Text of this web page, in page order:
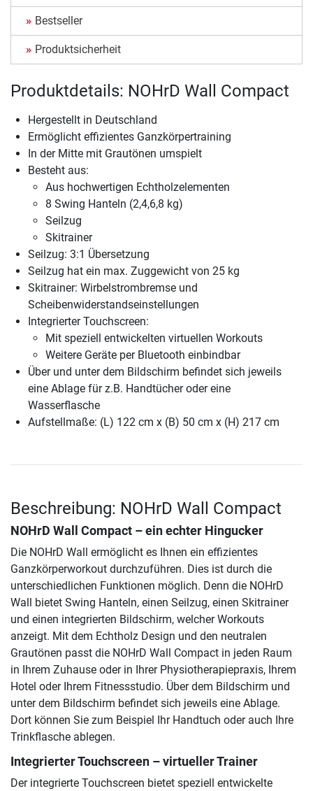
Bestseller
Produktsicherheit
Produktdetails: NOHrD Wall Compact
Hergestellt in Deutschland
Ermöglicht effizientes Ganzkörpertraining
In der Mitte mit Grautönen umspielt
Besteht aus:
Aus hochwertigen Echtholzelementen
8 Swing Hanteln (2,4,6,8 kg)
Seilzug
Skitrainer
Seilzug: 3:1 Übersetzung
Seilzug hat ein max. Zuggewicht von 25 kg
Skitrainer: Wirbelstrombremse und
Scheibenwiderstandseinstellungen
Integrierter Touchscreen:
Mit speziell entwickelten virtuellen Workouts
Weitere Geräte per Bluetooth einbindbar
Über und unter dem Bildschirm befindet sich jeweils
eine Ablage für z.B. Handtücher oder eine
Wasserflasche
Aufstellmaße: (L) 122 cm x (B) 50 cm x (H) 217 cm
Beschreibung: NOHrD Wall Compact
NOHrD Wall Compact – ein echter Hingucker
Die NOHrD Wall ermöglicht es Ihnen ein effizientes
Ganzkörperworkout durchzuführen. Dies ist durch die
unterschiedlichen Funktionen möglich. Denn die NOHrD
Wall bietet Swing Hanteln, einen Seilzug, einen Skitrainer
und einen integrierten Bildschirm, welcher Workouts
anzeigt. Mit dem Echtholz Design und den neutralen
Grautönen passt die NOHrD Wall Compact in jeden Raum
in Ihrem Zuhause oder in Ihrer Physiotherapiepraxis, Ihrem
Hotel oder Ihrem Fitnessstudio. Über dem Bildschirm und
unter dem Bildschirm befindet sich jeweils eine Ablage.
Dort können Sie zum Beispiel Ihr Handtuch oder auch Ihre
Trinkflasche ablegen.
Integrierter Touchscreen – virtueller Trainer
Der integrierte Touchscreen bietet speziell entwickelte